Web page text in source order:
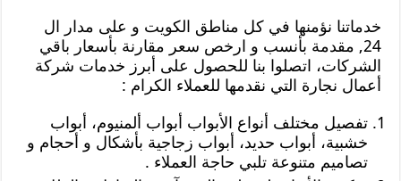
خدماتنا نؤمنها في كل مناطق الكويت و على مدار ال
24, مقدمة بأنسب و ارخص سعر مقارنة بأسعار باقي
الشركات، اتصلوا بنا للحصول على أبرز خدمات شركة
أعمال نجارة التي نقدمها للعملاء الكرام :
تفصيل مختلف أنواع الأبواب أبواب ألمنيوم، أبواب
خشبية، أبواب حديد، أبواب زجاجية بأشكال و أحجام و
تصاميم متنوعة تلبي حاجة العملاء .